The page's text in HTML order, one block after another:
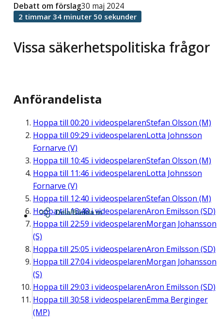
Vissa säkerhetspolitiska frågor
Debatt om förslag30 maj 2024
2 timmar 34 minuter 50 sekunder
Anförandelista
Hoppa till 00:20 i videospelarenStefan Olsson (M)
Hoppa till 09:29 i videospelarenLotta Johnsson
Fornarve (V)
Hoppa till 10:45 i videospelarenStefan Olsson (M)
Hoppa till 11:46 i videospelarenLotta Johnsson
Fornarve (V)
Hoppa till 12:40 i videospelarenStefan Olsson (M)
Hoppa till13:48i videospelarenAron Emilsson (SD)
Hoppa till 22:59 i videospelarenMorgan Johansson
(S)
Hoppa till 25:05 i videospelarenAron Emilsson (SD)
Hoppa till 27:04i videospelarenMorgan Johansson
(S)
Hoppa till 29:03 i videospelarenAron Emilsson (SD)
Hoppa till 30:58 i videospelarenEmma Berginger
(MP)
Dela/Bädda in